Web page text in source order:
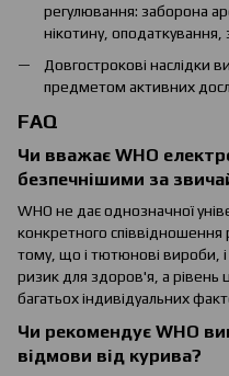
регулювання: заборона
нікотину,
Довгострокові наслідки
предметом активних
FAQ
Чи вважає WHO
безпечнішими за
WHO не дає однозначної
конкретного співвідношення
тому, що і тютюнові вироби, і
ризик для здоров'я, а рівень
багатьох індивідуальних
Чи рекомендує WHO
відмови від курива?